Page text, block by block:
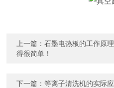
上一篇：石墨电热板的工作原
得很简单！
下一篇：等离子清洗机的实际